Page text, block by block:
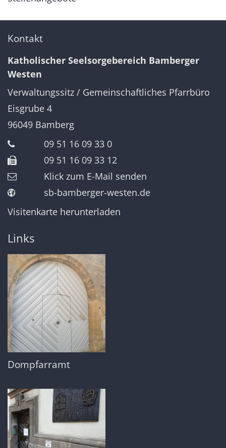
Kontakt
Katholischer Seelsorgebereich Bamberger
Westen
Verwaltungssitz / Gemeinschaftliches Pfarrbüro
Eisgrube 4
96049 Bamberg
09 51 16 09 33 0
09 51 16 09 33 12
Klick zum E-Mail senden
sb-bamberger-westen.de
Visitenkarte herunterladen
Links
Dompfarramt